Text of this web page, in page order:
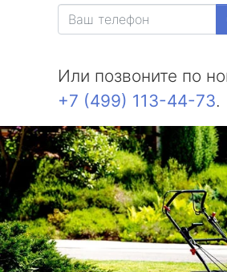
Или позвоните по
+7 (499) 113-44-73.